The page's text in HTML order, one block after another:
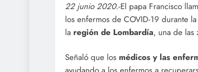
22 junio 2020.-El papa Francisco
los enfermos de COVID-19 durante
la región de Lombardía, una de las
Señaló que los médicos y las